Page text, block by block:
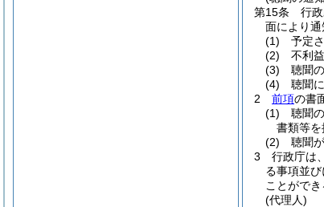
第15条
行
面により通
(1)
予定
(2)
不利
(3)
聴聞
(4)
聴聞
2
前項の書
(1)
聴聞
書類等を
(2)
聴聞
3
行政庁は
る事項並
ことができ
(代理人)